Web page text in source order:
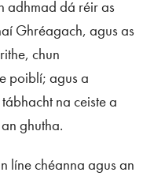
adhmad dá réir as
Ghréagach, agus as
chun
poiblí; agus a
na ceiste a
ghutha.
líne chéanna agus an